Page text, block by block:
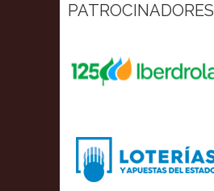
PATROCINADORES